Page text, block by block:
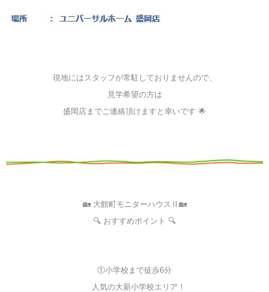
現地にはスタッフが常駐しておりませんので、
見学希望の方は
盛岡店までご連絡頂けますと幸いです 🌟
🏡 大館町モニターハウスⅡ🏡
🔍 おすすめポイント 🔍
①小学校まで徒歩6分
人気の大新小学校エリア！